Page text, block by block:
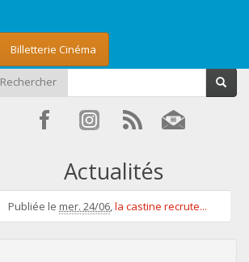
Billetterie Cinéma
Rechercher
Actualités
Publiée le mer. 24/06,la castine recrute...